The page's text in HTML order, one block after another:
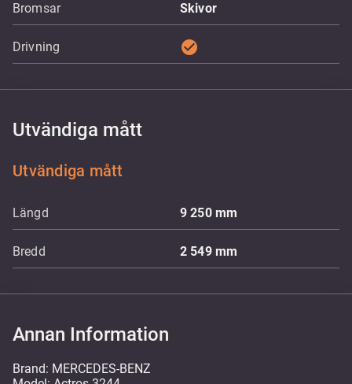
Bromsar Skivor
Drivning check_circle
Utvändiga mått
Utvändiga mått
Längd 9 250 mm
Bredd 2 549 mm
Annan Information
Brand: MERCEDES-BENZ